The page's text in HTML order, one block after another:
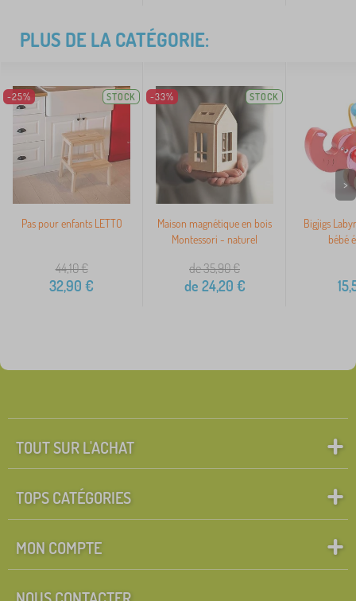
PLUS DE LA CATÉGORIE:
-25% STOCK
Pas pour enfants LETTO
44,10€
32,90 €
-33% STOCK
Maison magnétique en bois
Montessori - naturel
de 35,90€
de 24,20 €
Bigjigs
bébé
>
TOUT SUR L'ACHAT
TOPS CATÉGORIES
MON COMPTE